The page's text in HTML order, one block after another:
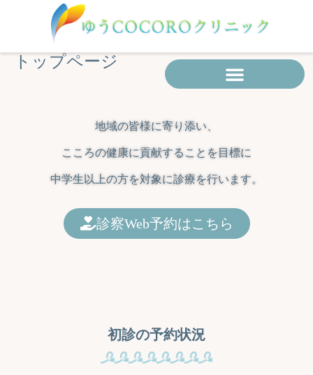
ス
トップページ
地域の皆様に寄り添い、
こころの健康に貢献することを目標に
中学生以上の方を対象に診療を行います。
診察Web予約はこちら
初診の予約状況